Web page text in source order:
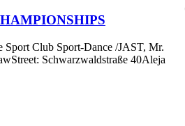
Sport Club Sport-Dance /JAST, Mr.
Schwarzwaldstraße 40Aleja